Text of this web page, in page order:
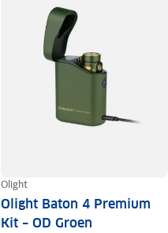
Olight
Olight Baton 4 Premium
Kit – OD Groen